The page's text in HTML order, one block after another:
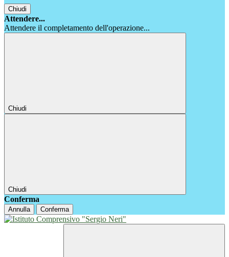
Chiudi
Attendere...
Attendere il completamento dell'operazione...
Chiudi
Chiudi
Conferma
Annulla Conferma